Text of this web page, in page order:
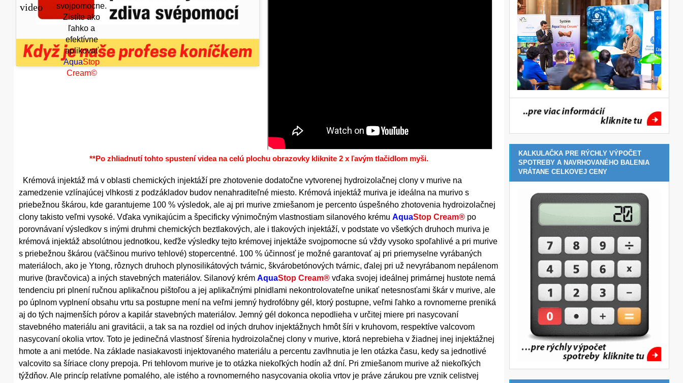
video
svojpomocne.
Zistíte ako
ľahko a
efektívne
aplikovať
AquaStop
Cream©
**Po zhliadnutí tohto spustení videa na celú plochu obrazovky kliknite 2 x ľavým tlačidlom myši.
Krémová injektáž má v oblasti chemických injektáží pre zhotovenie dodatočne vytvorenej hydroizolačnej clony v murive na
zamedzenie vzlínajúcej vlhkosti z podzákladov budov nenahraditeľné miesto. Krémová injektáž muriva je ideálna na murivo s
priebežnou škárou, kde garantujeme 100 % výsledok, ale aj pri murive zmiešanom je percento úspešného zhotovenia hydroizolačnej
clony takisto veľmi vysoké. Vďaka vynikajúcim a špecificky výnimočným vlastnostiam silanového krému AquaStop Cream® po
porovnávaní výsledkov s inými druhmi chemických beztlakových, ale i tlakových injektáží, v podstate vo všetkých druhoch muriva je
krémová injektáž absolútnou jednotkou, keďže výsledky tejto krémovej injektáže svojpomocne sú vždy vysoko spoľahlivé a pri murive
s priebežnou škárou (väčšinou murivo tehlové) stopercentné. 100 % účinnosť je možné garantovať aj pri priemyselne vyrábaných
materiáloch, ako je Ytong, rôznych druhoch plynosilikátových tvárnic, škvárobetónových tvárnic, ďalej pri už nevyrábanom nepálenom
murive (bravčovica) a iných stavebných materiálov. Silanový krém AquaStop Cream® vďaka svojej ideálnej primárnej hustote nemá
tendenciu pri plnení ručnou aplikačnou pištoľou a jej aplikačnými plnidlami nekontrolovateľne unikať netesnosťami škár v murive, ale
po úplnom vyplnení obsahu vrtu sa postupne mení na veľmi jemný hydrofóbny gél, ktorý postupne, veľmi ľahko a rovnomerne preniká
aj do tých najmenších pórov a kapilár stavebných materiálov. Jemný gél dokonca nepodlieha v určitej miere pri nasycovaní
stavebného materiálu ani gravitácii, a tak sa na rozdiel od iných druhov injektážnych hmôt šíri v kruhovom, respektíve valcovom
nasycovaní okolia vrtov. Toto je jedinečná vlastnosť šírenia hydroizolačnej clony v murive, ktorá neprebieha v žiadnej inej injektážnej
hmote a ani metóde. Na základe nasiakavosti injektovaného materiálu a percentu zavlhnutia je len otázka času, kedy sa jednotlivé
valcovito sa šíriace clony prepoja. Pri tehlovom murive je to otázka niekoľkých hodín až dní. Pri zmiešanom murive až niekoľkých
týždňov. Ale princíp relatívne pomalého, ale istého a rovnomerného nasycovania okolia vrtov je práve zárukou pre vznik celistvej
KALKULAČKA PRE RÝCHLY VÝPOČET
SPOTREBY A NAVRHOVANÉHO BALENIA
VRÁTANE CELKOVEJ CENY